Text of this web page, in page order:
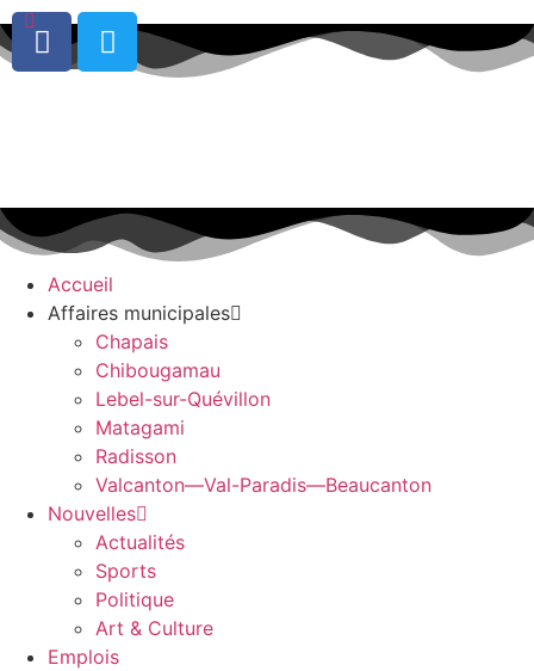
0
Accueil
Affaires municipales
Chapais
Chibougamau
Lebel-sur-Quévillon
Matagami
Radisson
Valcanton—Val-Paradis—Beaucanton
Nouvelles
Actualités
Sports
Politique
Art & Culture
Emplois